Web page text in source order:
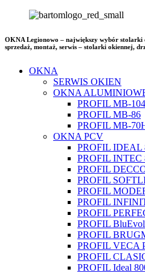
OKNA Legionowo – największy wybór stolarki
sprzedaż, montaż, serwis – stolarki okiennej,
OKNA
SERWIS OKIEN
OKNA
PROFIL MB-104
PROFIL MB-86
PROFIL MB-
OKNA PCV
PROFIL IDEAL
PROFIL INTEC
PROFIL
PROFIL
PROFIL
PROFIL
PROFIL
PROFIL
PROFIL
PROFIL VECA
PROFIL
PROFIL Ideal